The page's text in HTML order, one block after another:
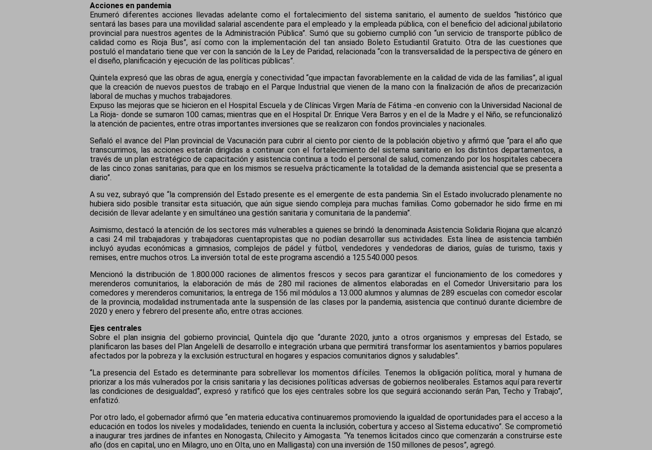
Acciones en pandemia
Enumeró diferentes acciones llevadas adelante como el fortalecimiento del sistema sanitario, el aumento de sueldos “histórico que
sentará las bases para una movilidad salarial ascendente para el empleado y la empleada pública, con el beneficio del adicional jubilatorio
provincial para nuestros agentes de la Administración Pública”. Sumó que su gobierno cumplió con “un servicio de transporte público de
calidad como es Rioja Bus”, así como con la implementación del tan ansiado Boleto Estudiantil Gratuito. Otra de las cuestiones que
postuló el mandatario tiene que ver con la sanción de la Ley de Paridad, relacionada “con la transversalidad de la perspectiva de género en
el diseño, planificación y ejecución de las políticas públicas”.
Quintela expresó que las obras de agua, energía y conectividad “que impactan favorablemente en la calidad de vida de las familias”, al igual
que la creación de nuevos puestos de trabajo en el Parque Industrial que vienen de la mano con la finalización de años de precarización
laboral de muchas y muchos trabajadores.
Expuso las mejoras que se hicieron en el Hospital Escuela y de Clínicas Virgen María de Fátima -en convenio con la Universidad Nacional de
La Rioja- donde se sumaron 100 camas; mientras que en el Hospital Dr. Enrique Vera Barros y en el de la Madre y el Niño, se refuncionalizó
la atención de pacientes, entre otras importantes inversiones que se realizaron con fondos provinciales y nacionales.
Señaló el avance del Plan provincial de Vacunación para cubrir al ciento por ciento de la población objetivo y afirmó que “para el año que
transcurrimos, las acciones estarán dirigidas a continuar con el fortalecimiento del sistema sanitario en los distintos departamentos, a
través de un plan estratégico de capacitación y asistencia continua a todo el personal de salud, comenzando por los hospitales cabecera
de las cinco zonas sanitarias, para que en los mismos se resuelva prácticamente la totalidad de la demanda asistencial que se presenta a
diario”.
A su vez, subrayó que “la comprensión del Estado presente es el emergente de esta pandemia. Sin el Estado involucrado plenamente no
hubiera sido posible transitar esta situación, que aún sigue siendo compleja para muchas familias. Como gobernador he sido firme en mi
decisión de llevar adelante y en simultáneo una gestión sanitaria y comunitaria de la pandemia”.
Asimismo, destacó la atención de los sectores más vulnerables a quienes se brindó la denominada Asistencia Solidaria Riojana que alcanzó
a casi 24 mil trabajadoras y trabajadoras cuentapropistas que no podían desarrollar sus actividades. Esta línea de asistencia también
incluyó ayudas económicas a gimnasios, complejos de pádel y fútbol, vendedores y vendedoras de diarios, guías de turismo, taxis y
remises, entre muchos otros. La inversión total de este programa ascendió a 125.540.000 pesos.
Mencionó la distribución de 1.800.000 raciones de alimentos frescos y secos para garantizar el funcionamiento de los comedores y
merenderos comunitarios, la elaboración de más de 280 mil raciones de alimentos elaboradas en el Comedor Universitario para los
comedores y merenderos comunitarios; la entrega de 156 mil módulos a 13.000 alumnos y alumnas de 289 escuelas con comedor escolar
de la provincia, modalidad instrumentada ante la suspensión de las clases por la pandemia, asistencia que continuó durante diciembre de
2020 y enero y febrero del presente año, entre otras acciones.
Ejes centrales
Sobre el plan insignia del gobierno provincial, Quintela dijo que “durante 2020, junto a otros organismos y empresas del Estado, se
planificaron las bases del Plan Angelelli de desarrollo e integración urbana que permitirá transformar los asentamientos y barrios populares
afectados por la pobreza y la exclusión estructural en hogares y espacios comunitarios dignos y saludables”.
“La presencia del Estado es determinante para sobrellevar los momentos difíciles. Tenemos la obligación política, moral y humana de
priorizar a los más vulnerados por la crisis sanitaria y las decisiones políticas adversas de gobiernos neoliberales. Estamos aquí para revertir
las condiciones de desigualdad”, expresó y ratificó que los ejes centrales sobre los que seguirá accionando serán Pan, Techo y Trabajo”,
enfatizó.
Por otro lado, el gobernador afirmó que “en materia educativa continuaremos promoviendo la igualdad de oportunidades para el acceso a la
educación en todos los niveles y modalidades, teniendo en cuenta la inclusión, cobertura y acceso al Sistema educativo”. Se comprometió
a inaugurar tres jardines de infantes en Nonogasta, Chilecito y Aimogasta. “Ya tenemos licitados cinco que comenzarán a construirse este
año (dos en capital, uno en Milagro, uno en Olta, uno en Malligasta) con una inversión de 150 millones de pesos”, agregó.